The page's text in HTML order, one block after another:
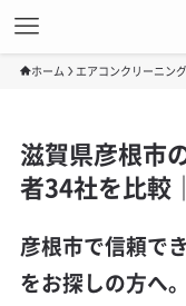
ホーム エアコンクリーニン
滋賀県彦根市
者34社を比較
彦根市で信頼で
をお探しの方へ。